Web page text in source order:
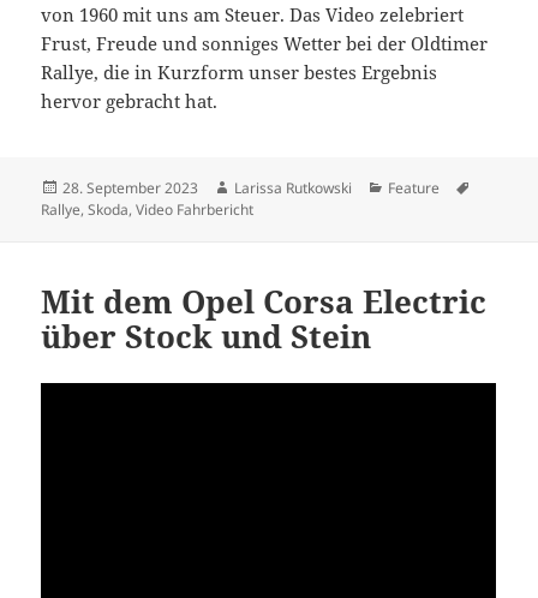
von 1960 mit uns am Steuer. Das Video zelebriert
Frust, Freude und sonniges Wetter bei der Oldtimer
Rallye, die in Kurzform unser bestes Ergebnis
hervor gebracht hat.
Veröffentlicht
am
28. September 2023 Autor
Larissa Rutkowski Kategorien
Feature
Rallye,Skoda,Video Fahrbericht
Mit dem Opel Corsa Electric
über Stock und Stein